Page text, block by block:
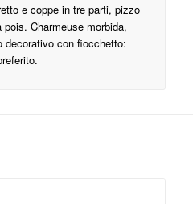
e coppe in tre parti, pizzo
Charmeuse morbida,
decorativo con fiocchetto: